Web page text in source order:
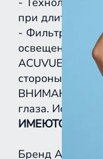
при
- Фильтр
освещенности
ACUVUE®
стороны –
ВНИМАНИЕ!
глаза.
ИМЕЮТСЯ
Бренд Acuvue